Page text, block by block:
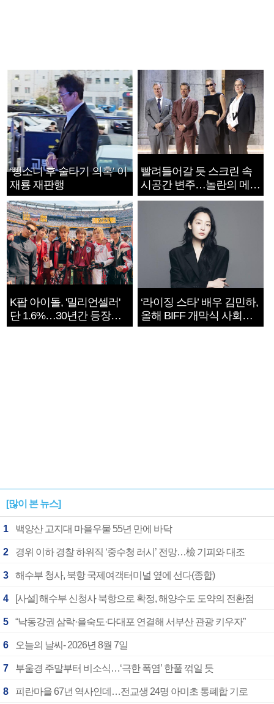
‘뺑소니 후 술타기 의혹’ 이
재룡 재판행
빨려들어갈 듯 스크린 속
시공간 변주…놀란의 메시
지는 ‘전쟁 속죄’
K팝 아이돌, '밀리언셀러'
단 1.6%…30년간 등장
1182개팀 전수조사
‘라이징 스타’ 배우 김민하,
올해 BIFF 개막식 사회자
확정
[많이 본 뉴스]
1 백양산 고지대 마을우물 55년 만에 바닥
2 경위 이하 경찰 하위직 ‘중수청 러시’ 전망…檢 기피와 대조
3 해수부 청사, 북항 국제여객터미널 옆에 선다(종합)
4 [사설] 해수부 신청사 북항으로 확정, 해양수도 도약의 전환점
5 “낙동강권 삼락·을숙도·다대포 연결해 서부산 관광 키우자”
6 오늘의 날씨- 2026년 8월 7일
7 부울경 주말부터 비소식…‘극한 폭염’ 한풀 꺾일 듯
8 피란마을 67년 역사인데…전교생 24명 아미초 통폐합 기로